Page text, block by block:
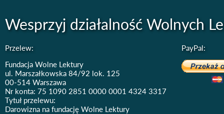
Wesprzyj działalność Wolnych
Przelew:
Fundacja Wolne Lektury
ul. Marszałkowska 84/92 lok. 125
00-514 Warszawa
Nr konta: 75 1090 2851 0000 0001 4324 3317
Tytuł przelewu:
Darowizna na fundację Wolne Lektury
PayPal: